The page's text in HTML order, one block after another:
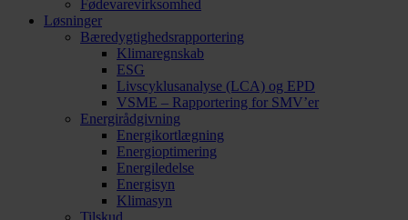
Fødevarevirksomhed
Løsninger
Bæredygtighedsrapportering
Klimaregnskab
ESG
Livscyklusanalyse (LCA) og EPD
VSME – Rapportering for SMV’er
Energirådgivning
Energikortlægning
Energioptimering
Energiledelse
Energisyn
Klimasyn